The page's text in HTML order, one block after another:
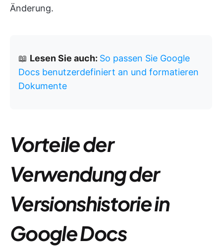
Änderung.
📖 Lesen Sie auch: So passen Sie Google
Docs benutzerdefiniert an und formatieren
Dokumente
Vorteile der
Verwendung der
Versionshistorie in
Google Docs